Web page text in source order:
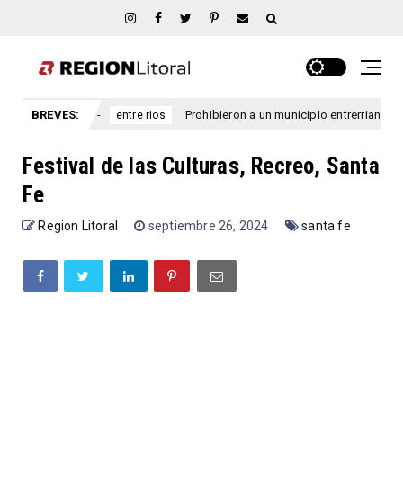
BREVES:
Ríos entre rios Prohibieron a un municipio entrerriano emitir
Festival de las Culturas, Recreo, Santa
Fe
Region Litoral septiembre 26, 2024 santa fe